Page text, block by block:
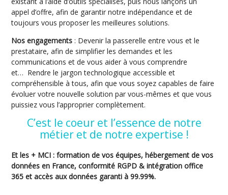
appel d’offre, afin de garantir notre indépendance et de
toujours vous proposer les meilleures solutions.
Nos engagements : Devenir la passerelle entre vous et le
prestataire, afin de simplifier les demandes et les
communications et de vous aider à vous comprendre
et… Rendre le jargon technologique accessible et
compréhensible à tous, afin que vous soyez capables de faire
évoluer votre nouvelle solution par vous-mêmes et que vous
puissiez vous l’approprier complètement.
C’est le coeur et l’essence de notre
métier et de notre expertise !
Et les + MCI : formation de vos équipes, hébergement de vos
données en France, conformité RGPD & intégration office
365 et accès aux données garanti à 99.99%.